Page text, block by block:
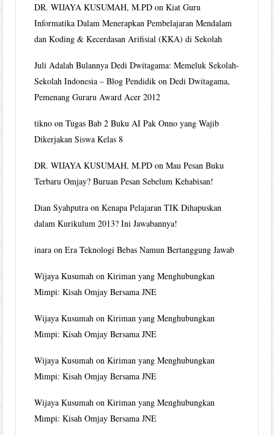
DR. WIJAYA KUSUMAH, M.PD onKiat Guru
Informatika Dalam Menerapkan Pembelajaran Mendalam
dan Koding & Kecerdasan Arifisial (KKA) di Sekolah
Juli Adalah Bulannya Dedi Dwitagama: Memeluk Sekolah-
Sekolah Indonesia – Blog Pendidik onDedi Dwitagama,
Pemenang Guraru Award Acer 2012
tikno onTugas Bab 2 Buku AI Pak Onno yang Wajib
Dikerjakan Siswa Kelas 8
DR. WIJAYA KUSUMAH, M.PD onMau Pesan Buku
Terbaru Omjay? Buruan Pesan Sebelum Kehabisan!
Dian Syahputra onKenapa Pelajaran TIK Dihapuskan
dalam Kurikulum 2013? Ini Jawabannya!
inara onEra Teknologi Bebas Namun Bertanggung Jawab
Wijaya Kusumah onKiriman yang Menghubungkan
Mimpi: Kisah Omjay Bersama JNE
Wijaya Kusumah onKiriman yang Menghubungkan
Mimpi: Kisah Omjay Bersama JNE
Wijaya Kusumah onKiriman yang Menghubungkan
Mimpi: Kisah Omjay Bersama JNE
Wijaya Kusumah onKiriman yang Menghubungkan
Mimpi: Kisah Omjay Bersama JNE